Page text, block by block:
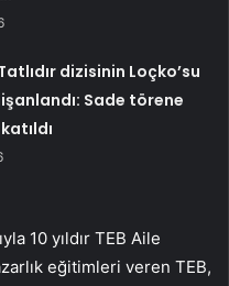
dizisinin Loçko’su
Sade törene
10 yıldır TEB Aile
eğitimleri veren TEB,